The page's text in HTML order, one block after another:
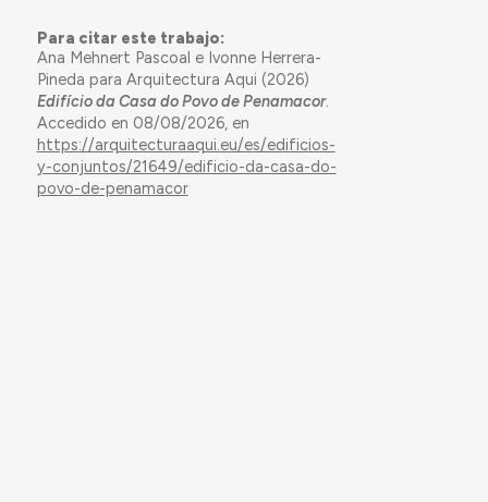
Para citar este trabajo:
Ana Mehnert Pascoal e Ivonne Herrera-
Pineda para Arquitectura Aqui (2026)
Edifício da Casa do Povo de Penamacor.
Accedido en 08/08/2026, en
https://arquitecturaaqui.eu/es/edificios-
y-conjuntos/21649/edificio-da-casa-do-
povo-de-penamacor